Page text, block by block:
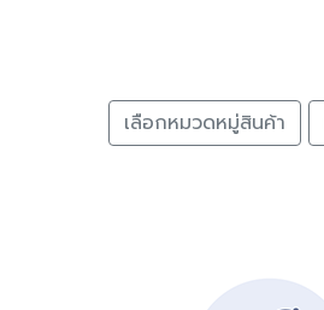
เลือกหมวดหมู่สินค้า